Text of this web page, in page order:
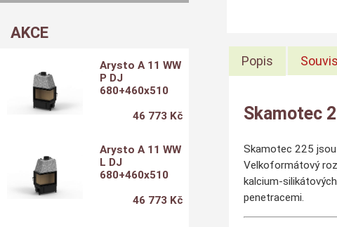
Popis
Skamotec
Skamotec 225 jsou
Velkoformátový
kalcium-
penetracemi.
AKCE
Arysto A 11 WW
P DJ
680+460x510
46 773 Kč
Arysto A 11 WW
L DJ
680+460x510
46 773 Kč